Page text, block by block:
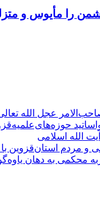
را مأیوس و
عجل الله
الله اسلامی
و مردم‌ استان‌قزوین
محکمی به دهان